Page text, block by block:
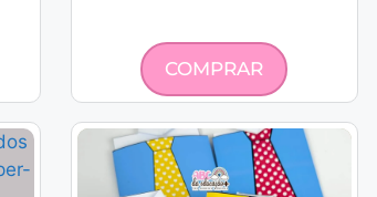
COMPRAR